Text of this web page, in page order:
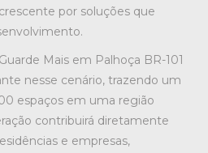
por soluções que
Mais em Palhoça BR-101
nesse cenário, trazendo um
espaços em uma região
contribuirá diretamente
e empresas,